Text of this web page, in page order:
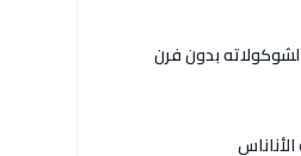
بدون فرن